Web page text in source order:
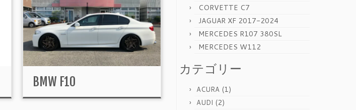
BMW F10
CORVETTE C7
JAGUAR XF 2017-2024
MERCEDES R107 380SL
MERCEDES W112
カテゴリー
ACURA (1)
AUDI (2)